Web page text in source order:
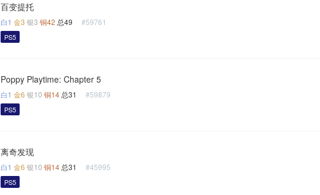
百变提托
白1 金3 银3 铜42 总49 #59761
PS5
Poppy Playtime: Chapter 5
白1 金6 银10 铜14 总31 #59879
PS5
离奇发现
白1 金6 银10 铜14 总31 #45995
PS5